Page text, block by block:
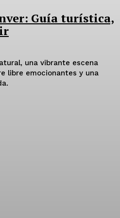
Guía turística,
una vibrante escena
libre emocionantes y una